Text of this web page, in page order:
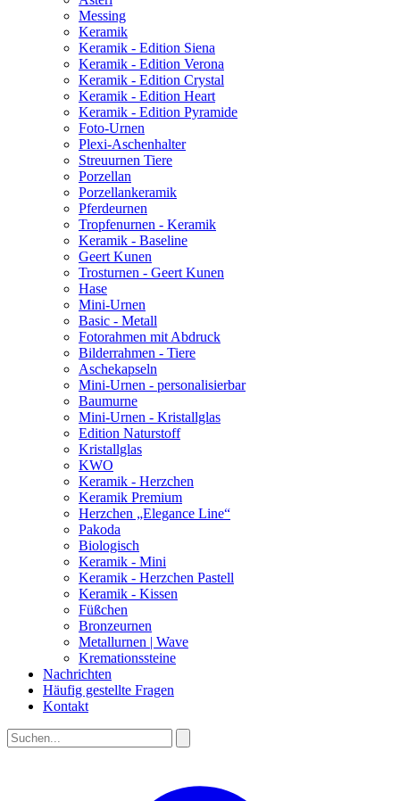
Messing
Keramik
Keramik - Edition Siena
Keramik - Edition Verona
Keramik - Edition Crystal
Keramik - Edition Heart
Keramik - Edition Pyramide
Foto-Urnen
Plexi-Aschenhalter
Streuurnen Tiere
Porzellan
Porzellankeramik
Pferdeurnen
Tropfenurnen - Keramik
Keramik - Baseline
Geert Kunen
Trosturnen - Geert Kunen
Hase
Mini-Urnen
Basic - Metall
Fotorahmen mit Abdruck
Bilderrahmen - Tiere
Aschekapseln
Mini-Urnen - personalisierbar
Baumurne
Mini-Urnen - Kristallglas
Edition Naturstoff
Kristallglas
KWO
Keramik - Herzchen
Keramik Premium
Herzchen „Elegance Line“
Pakoda
Biologisch
Keramik - Mini
Keramik - Herzchen Pastell
Keramik - Kissen
Füßchen
Bronzeurnen
Metallurnen | Wave
Kremationssteine
Nachrichten
Häufig gestellte Fragen
Kontakt